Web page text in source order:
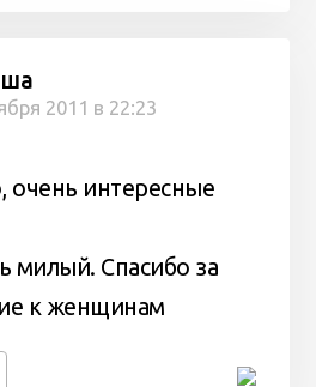
2011 в 22:23
очень интересные
милый. Спасибо за
к женщинам